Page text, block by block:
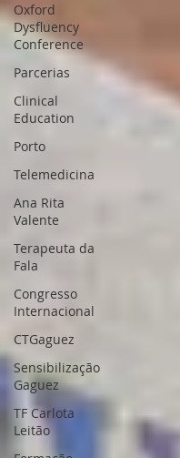
Oxford
Dysfluency
Conference
Parcerias
Clinical
Education
Porto
Telemedicina
Ana Rita
Valente
Terapeuta da
Fala
Congresso
Internacional
CTGaguez
Sensibilização
Gaguez
TF Carlota
Leitão